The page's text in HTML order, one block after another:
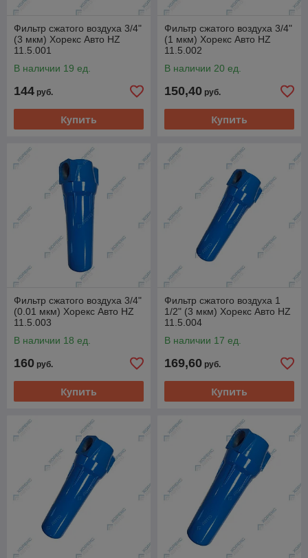
Фильтр сжатого воздуха 3/4"
(3 мкм) Хорекс Авто HZ
11.5.001
В наличии 19 ед.
144 руб.
Купить
Фильтр сжатого воздуха 3/4"
(1 мкм) Хорекс Авто HZ
11.5.002
В наличии 20 ед.
150,40 руб.
Купить
Фильтр сжатого воздуха 3/4"
(0.01 мкм) Хорекс Авто HZ
11.5.003
В наличии 18 ед.
160 руб.
Купить
Фильтр сжатого воздуха 1
1/2" (3 мкм) Хорекс Авто HZ
11.5.004
В наличии 17 ед.
169,60 руб.
Купить